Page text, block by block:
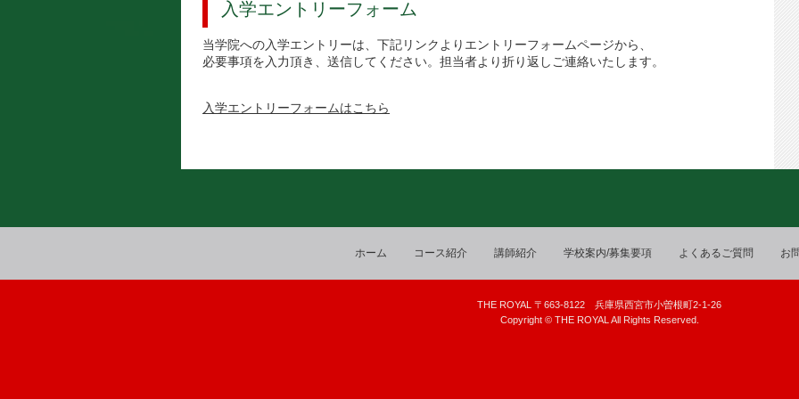
入学エントリーフォーム
当学院への入学エントリーは、下記リンクよりエントリーフォームページから、
必要事項を入力頂き、送信してください。担当者より折り返しご連絡いたします。
入学エントリーフォームはこちら
ホーム コース紹介 講師紹介 学校案内/募集要項 よくあるご質問 お
THE ROYAL 〒663-8122 兵庫県西宮市小曽根町2-1-26
Copyright © THE ROYAL All Rights Reserved.